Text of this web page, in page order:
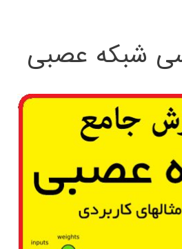
شبکه عصبی